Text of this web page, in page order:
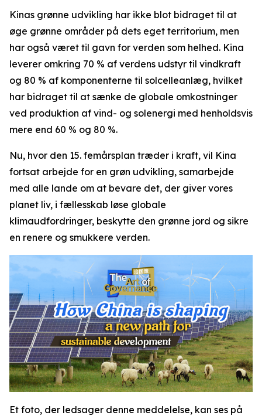
Kinas grønne udvikling har ikke blot bidraget til at
øge grønne områder på dets eget territorium, men
har også været til gavn for verden som helhed. Kina
leverer omkring 70 % af verdens udstyr til vindkraft
og 80 % af komponenterne til solcelleanlæg, hvilket
har bidraget til at sænke de globale omkostninger
ved produktion af vind- og solenergi med henholdsvis
mere end 60 % og 80 %.
Nu, hvor den 15. femårsplan træder i kraft, vil Kina
fortsat arbejde for en grøn udvikling, samarbejde
med alle lande om at bevare det, der giver vores
planet liv, i fællesskab løse globale
klimaudfordringer, beskytte den grønne jord og sikre
en renere og smukkere verden.
Et foto, der ledsager denne meddelelse, kan ses på